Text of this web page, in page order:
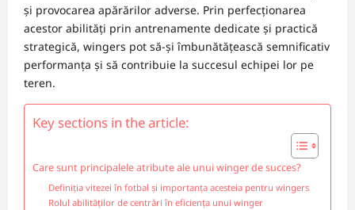
și provocarea apărărilor adverse. Prin perfecționarea
acestor abilități prin antrenamente dedicate și practică
strategică, wingers pot să-și îmbunătățească semnificativ
performanța și să contribuie la succesul echipei lor pe
teren.
Key sections in the article:
Care sunt principalele atribute ale unui winger de succes?
Definiția vitezei în fotbal și importanța acesteia pentru wingers
Rolul abilităților de centrări în eficiența unui winger